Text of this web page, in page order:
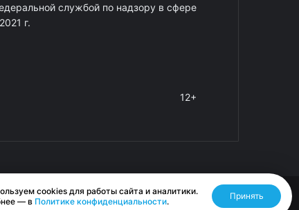
службой по надзору в сфере
г.
12+
Разработано RASA
cookies для работы сайта и аналитики.
— в Политике конфиденциальности.
Принять